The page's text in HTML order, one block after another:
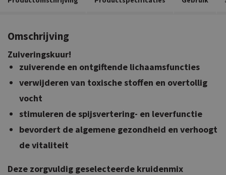
Omschrijving
Zuiveringskuur!
zuiverende en ontgiftende lichaamsfuncties
verwijderen van toxische stoffen en overtollig
vocht
stimuleren de spijsvertering- en leverfunctie
bevordert de algemene gezondheid en verhoogt
de vitaliteit
Deze zorgvuldig geselecteerde kruidenmix